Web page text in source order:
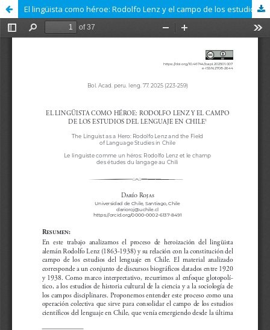
El lingüista como héroe: Rodolfo Lenz y el campo de los estudios del lenguaje en Chile